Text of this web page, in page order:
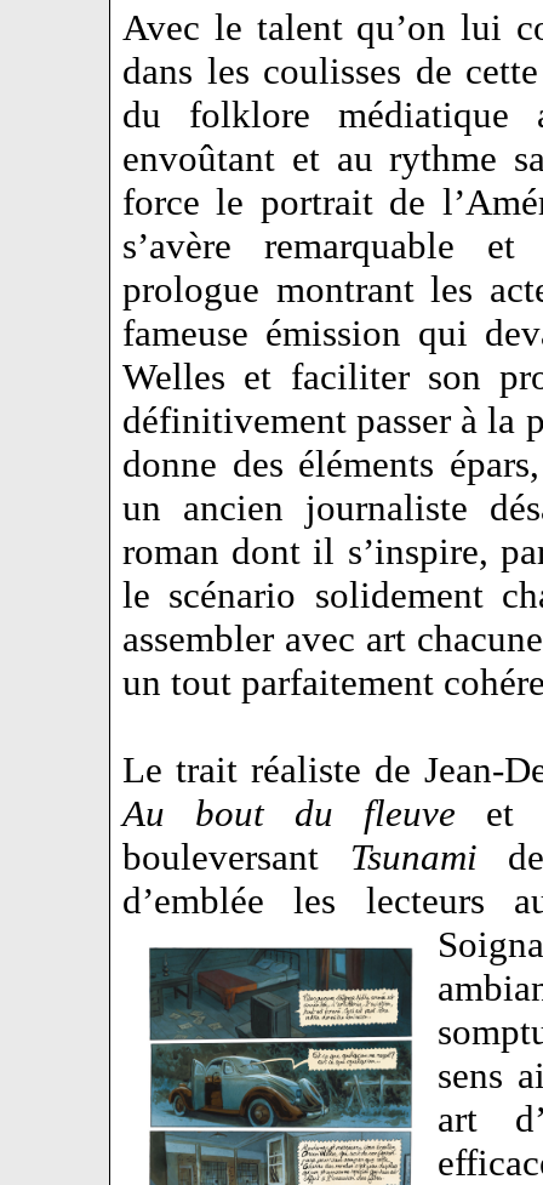
Avec le talent qu’on lui
dans les coulisses de
du folklore médiatique
envoûtant et au rythme
force le portrait de
s’avère remarquable
prologue montrant les
fameuse émission qui
Welles et faciliter son
définitivement passer à la
donne des éléments
un ancien journaliste
roman dont il s’inspire,
le scénario solidement
assembler avec art
un tout parfaitement
Le trait réaliste de Jean-
Au bout du fleuve et
bouleversant Tsunami
d’emblée les lecteurs
sens
art